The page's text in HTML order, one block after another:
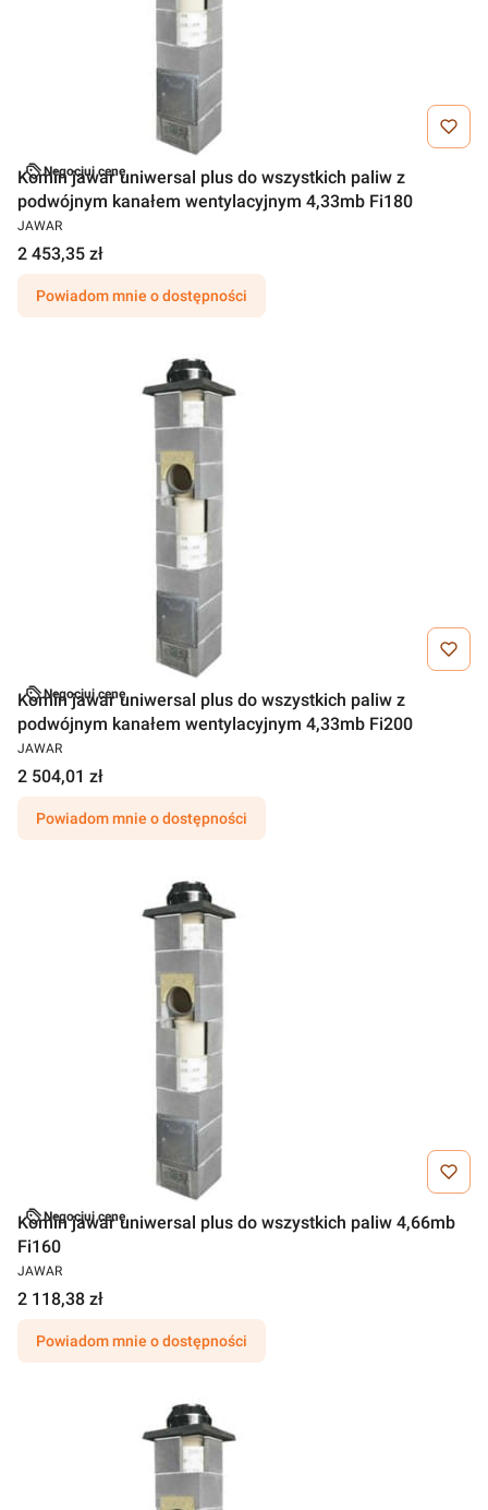
Negocjuj cenę
Komin jawar uniwersal plus do wszystkich paliw z
podwójnym kanałem wentylacyjnym 4,33mb Fi180
JAWAR
2 453,35 zł
Powiadom mnie o dostępności
Negocjuj cenę
Komin jawar uniwersal plus do wszystkich paliw z
podwójnym kanałem wentylacyjnym 4,33mb Fi200
JAWAR
2 504,01 zł
Powiadom mnie o dostępności
Negocjuj cenę
Komin jawar uniwersal plus do wszystkich paliw 4,66mb
Fi160
JAWAR
2 118,38 zł
Powiadom mnie o dostępności